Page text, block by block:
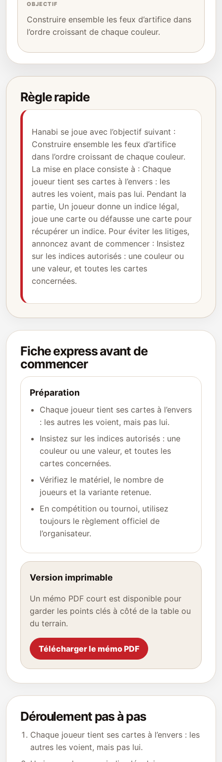
OBJECTIF
Construire ensemble les feux d’artifice dans
l’ordre croissant de chaque couleur.
Règle rapide
Hanabi se joue avec l’objectif suivant :
Construire ensemble les feux d’artifice
dans l’ordre croissant de chaque couleur.
La mise en place consiste à : Chaque
joueur tient ses cartes à l’envers : les
autres les voient, mais pas lui. Pendant la
partie, Un joueur donne un indice légal,
joue une carte ou défausse une carte pour
récupérer un indice. Pour éviter les litiges,
annoncez avant de commencer : Insistez
sur les indices autorisés : une couleur ou
une valeur, et toutes les cartes
concernées.
Fiche express avant de
commencer
Préparation
Chaque joueur tient ses cartes à l’envers
: les autres les voient, mais pas lui.
Insistez sur les indices autorisés : une
couleur ou une valeur, et toutes les
cartes concernées.
Vérifiez le matériel, le nombre de
joueurs et la variante retenue.
En compétition ou tournoi, utilisez
toujours le règlement officiel de
l’organisateur.
Version imprimable
Un mémo PDF court est disponible pour
garder les points clés à côté de la table ou
du terrain.
Télécharger le mémo PDF
Déroulement pas à pas
Chaque joueur tient ses cartes à l’envers : les
autres les voient, mais pas lui.